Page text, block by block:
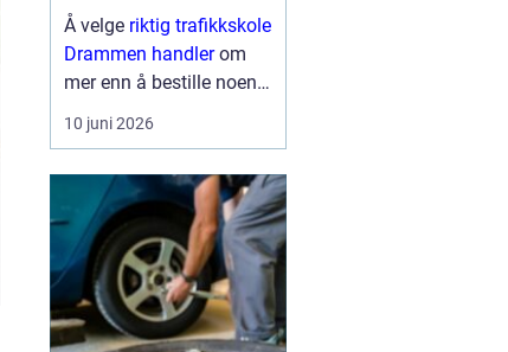
til førerkortet
Å velge riktig trafikkskole
Drammen handlerom
mer enn å bestille noen
kjøretimer. For mange er
førerkortet en viktig
skole påvirker både hvor
trygg man blir som
sjåfør, hvor mye op...
10 juni 2026